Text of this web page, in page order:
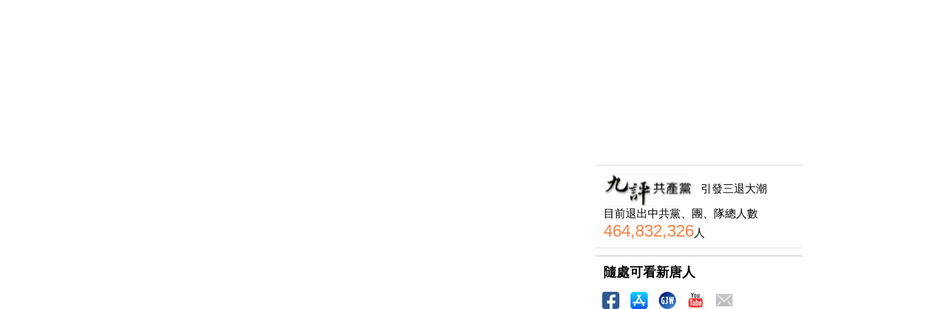
引發三退大潮
目前退出中共黨、團、隊總人數
464,832,326人
隨處可看新唐人